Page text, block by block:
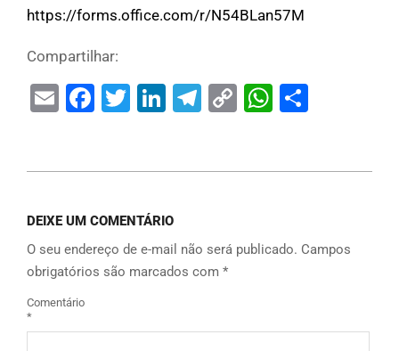
https://forms.office.com/r/N54BLan57M
Compartilhar:
EmailFacebook
Twitter
LinkedIn
Telegram
Copy
DEIXE UM COMENTÁRIO
O seu endereço de e-mail não será publicado. Campos
obrigatórios são marcados com *
Comentário
*